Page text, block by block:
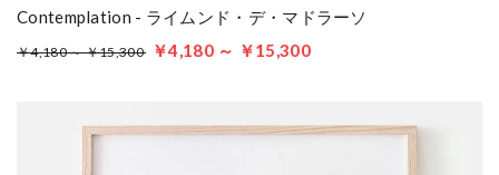
Contemplation - ライムンド・デ・マドラーソ
￥4,180 ～ ￥15,300 ￥4,180 ～ ￥15,300